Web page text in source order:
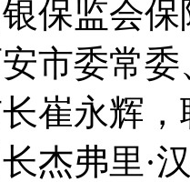
保监会
市委常
崔永辉
杰弗里·